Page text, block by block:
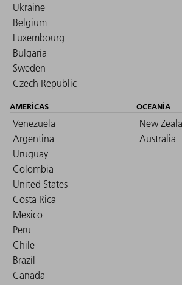
Ukraine
Belgium
Luxembourg
Bulgaria
Sweden
Czech Republic
AMERICAS
Venezuela
Argentina
Uruguay
Colombia
United States
Costa Rica
Mexico
Peru
Chile
Brazil
Canada
OCEANIA
New
Australia